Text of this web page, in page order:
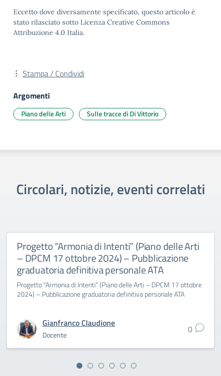
Eccetto dove diversamente specificato, questo articolo è
stato rilasciato sotto Licenza Creative Commons
Attribuzione 4.0 Italia.
Stampa / Condividi
Argomenti
Piano delle Arti Sulle tracce di Di Vittorio
Circolari, notizie, eventi correlati
Progetto “Armonia di Intenti” (Piano delle Arti
– DPCM 17 ottobre 2024) – Pubblicazione
graduatoria definitiva personale ATA
Progetto “Armonia di Intenti” (Piano delle Arti – DPCM 17 ottobre
2024) – Pubblicazione graduatoria definitiva personale ATA
Gianfranco Claudione
Docente 0